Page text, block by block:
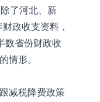
20.01%
前十，天瑞汽
，德信服
前十，中国智
，上善
了河北、新
政收支资料，
数省份财政收
情形。
减税降费政策